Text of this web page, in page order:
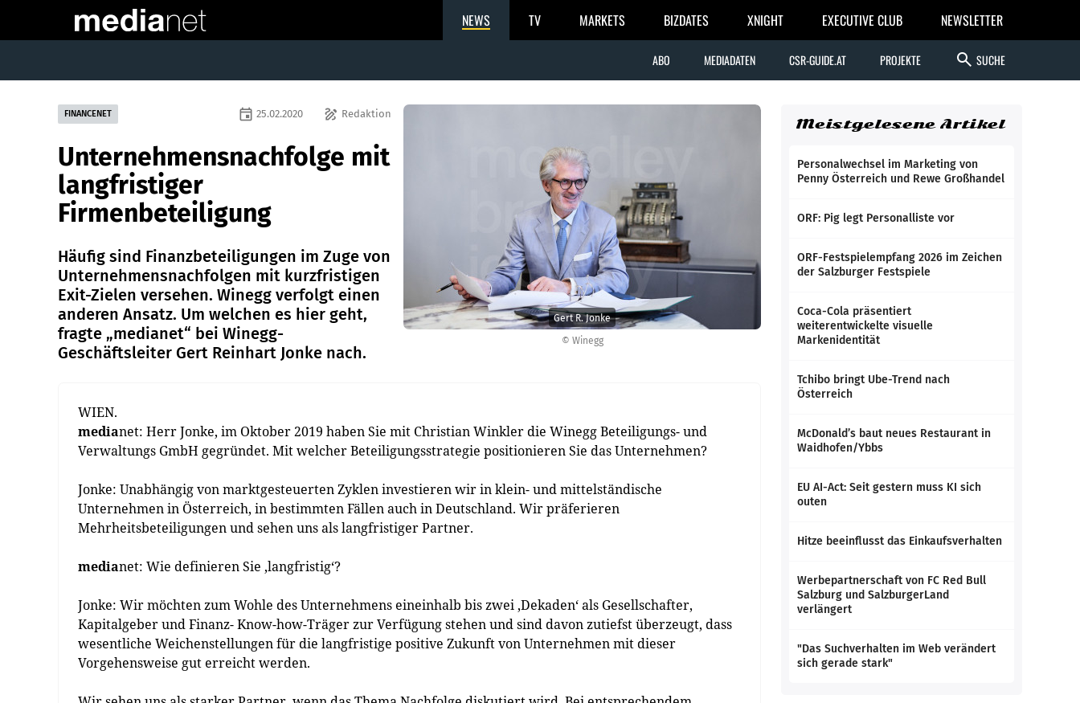
NEWS TV MARKETS BIZDATES XNIGHT EXECUTIVE CLUB NEWSLETTER
ABO MEDIADATEN CSR-GUIDE.AT PROJEKTE search SUCHE
© Winegg
Gert R. Jonke
FINANCENET draw Redaktion
event 25.02.2020
Unternehmensnachfolge mit
langfristiger
Firmenbeteiligung
Häufig sind Finanzbeteiligungen im Zuge von
Unternehmensnachfolgen mit kurzfristigen
Exit-Zielen versehen. Winegg verfolgt einen
anderen Ansatz. Um welchen es hier geht,
fragte „medianet“ bei Winegg-
Geschäftsleiter Gert Reinhart Jonke nach.
WIEN.
medianet: Herr Jonke, im Oktober 2019 haben Sie mit Christian Winkler die Winegg Beteiligungs- und
Verwaltungs GmbH gegründet. Mit welcher Beteiligungsstrategie positionieren Sie das Unternehmen?
Jonke: Unabhängig von marktgesteuerten Zyklen investieren wir in klein- und mittelständische
Unternehmen in Österreich, in bestimmten Fällen auch in Deutschland. Wir präferieren
Mehrheitsbeteiligungen und sehen uns als langfristiger Partner.
medianet: Wie definieren Sie ‚langfristig‘?
Jonke: Wir möchten zum Wohle des Unternehmens eineinhalb bis zwei ‚Dekaden‘ als Gesellschafter,
Kapitalgeber und Finanz- Know-how-Träger zur Verfügung stehen und sind davon zutiefst überzeugt, dass
wesentliche Weichenstellungen für die langfristige positive Zukunft von Unternehmen mit dieser
Vorgehensweise gut erreicht werden.
Meistgelesene Artikel
Personalwechsel im Marketing von
Penny Österreich und Rewe Großhandel
ORF: Pig legt Personalliste vor
ORF-Festspielempfang 2026 im Zeichen
der Salzburger Festspiele
Coca-Cola präsentiert
weiterentwickelte visuelle
Markenidentität
Tchibo bringt Ube-Trend nach
Österreich
McDonald’s baut neues Restaurant in
Waidhofen/Ybbs
EU AI-Act: Seit gestern muss KI sich
outen
Hitze beeinflusst das Einkaufsverhalten
Werbepartnerschaft von FC Red Bull
Salzburg und SalzburgerLand
verlängert
"Das Suchverhalten im Web verändert
sich gerade stark"